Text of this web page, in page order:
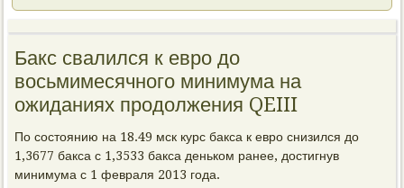
Бакс свалился к евро до
восьмимесячного минимума на
ожиданиях продолжения QEIII
По состоянию на 18.49 мск курс бакса к евро снизился до
1,3677 бакса с 1,3533 бакса деньком ранее, достигнув
минимума с 1 февраля 2013 года.